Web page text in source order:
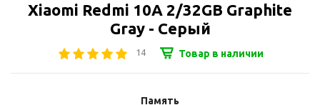
Xiaomi Redmi 10A 2/32GB Graphite
Gray - Серый
14 Товар в наличии
Память